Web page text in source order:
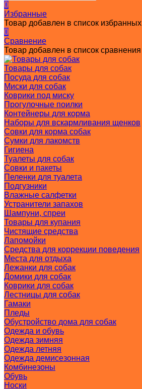
0
Избранные
Товар добавлен в список избранных
0
Сравнение
Товар добавлен в список сравнения
Товары для собак
Посуда для собак
Миски для собак
Коврики под миску
Прогулочные поилки
Контейнеры для корма
Наборы для вскармливания щенков
Совки для корма собак
Сумки для лакомств
Гигиена
Туалеты для собак
Совки и пакеты
Пеленки для туалета
Подгузники
Влажные салфетки
Устранители запахов
Шампуни, спреи
Товары для купания
Чистящие средства
Лапомойки
Средства для коррекции поведения
Места для отдыха
Лежанки для собак
Домики для собак
Коврики для собак
Лестницы для собак
Гамаки
Пледы
Обустройство дома для собак
Одежда и обувь
Одежда зимняя
Одежда летняя
Одежда демисезонная
Комбинезоны
Обувь
Носки